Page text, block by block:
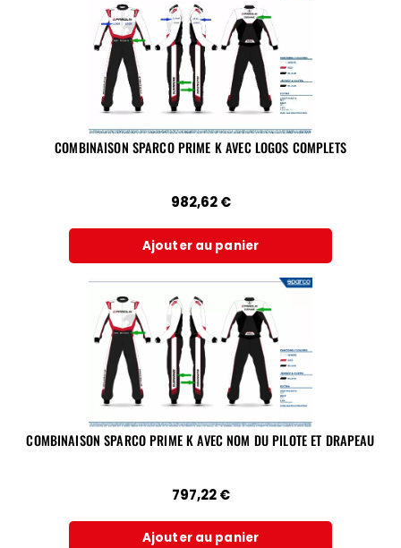
COMBINAISON SPARCO PRIME K AVEC LOGOS COMPLETS
982,62€
Ajouter au panier
COMBINAISON SPARCO PRIME K AVEC NOM DU PILOTE ET DRAPEAU
797,22€
Ajouter au panier